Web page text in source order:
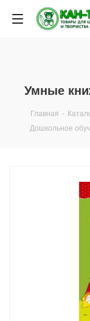
Умные
Главная -
Дошкольное